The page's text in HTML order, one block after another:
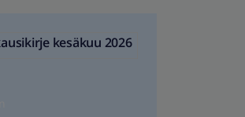
kesäkuu 2026